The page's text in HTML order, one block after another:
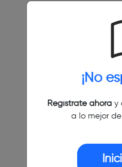
¡No
Regístrate ahoray
a lo mejor